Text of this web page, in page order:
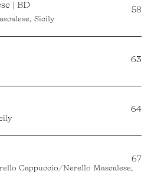
| BD
Sicily
58
63
64
Cappuccio/Nerello Mascalese,
67